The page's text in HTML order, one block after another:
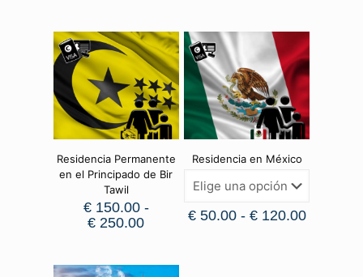
Residencia Permanente
en el Principado de Bir
Tawil
€150.00 -
€ 250.00
Residencia en México
€50.00 - €120.00